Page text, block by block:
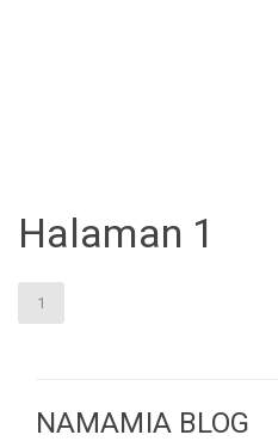
Halaman 1
1
NAMAMIA BLOG